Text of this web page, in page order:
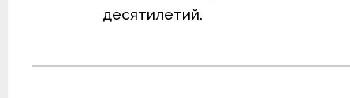
десятилетий.